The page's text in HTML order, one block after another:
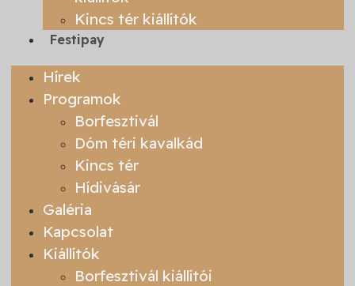
Kincs tér kiállítók
Festipay
Hírek
Programok
Borfesztivál
Dóm téri kavalkád
Kincs tér
Hídivásár
Galéria
Kapcsolat
Kiállítók
Borfesztivál kiállítói